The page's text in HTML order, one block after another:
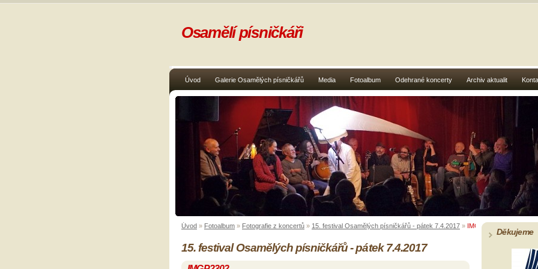
Úvod Galerie Osamělých písničkářů Media Fotoalbum Odehrané koncerty Archiv aktualit
Osamělí písničkáři
Úvod » Fotoalbum » Fotografie z koncertů » 15. festival Osamělých písničkářů - pátek 7.4.2017 » IMGP2302
15. festival Osamělých písničkářů - pátek 7.4.2017
Děkujeme